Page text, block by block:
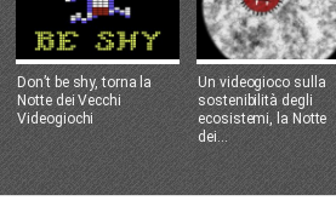
Don’t be shy, torna la
Notte dei Vecchi
Videogiochi
Un videogioco sulla
sostenibilità degli
ecosistemi, la Notte
dei...